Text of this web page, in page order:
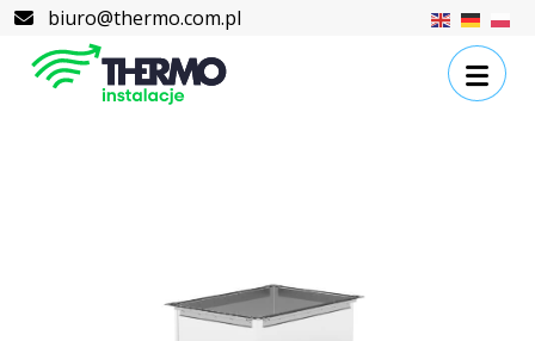
biuro@thermo.com.pl
Skip to content
Skip to footer